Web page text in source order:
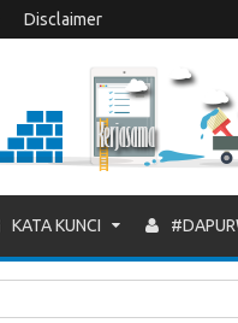
Disclaimer
KATA KUNCI